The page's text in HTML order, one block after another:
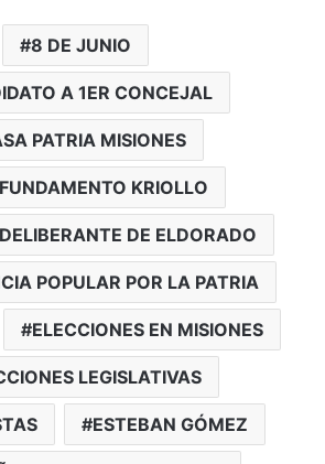
8 DE JUNIO
A 1ER CONCEJAL
PATRIA MISIONES
KRIOLLO
DE ELDORADO
POPULAR POR LA PATRIA
ELECCIONES EN MISIONES
LEGISLATIVAS
ESTEBAN GÓMEZ